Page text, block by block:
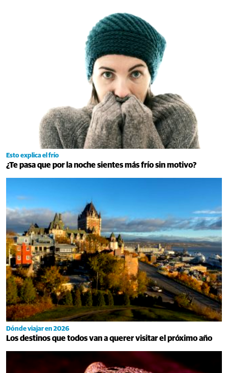
Esto explica el frío
¿Te pasa que por la noche sientes más frío sin motivo?
Dónde viajar en 2026
Los destinos que todos van a querer visitar el próximo año